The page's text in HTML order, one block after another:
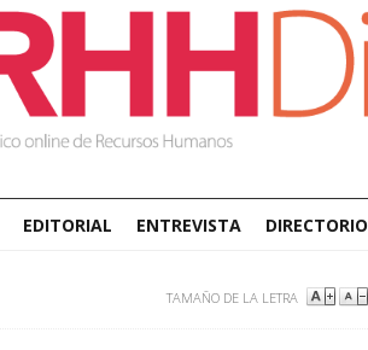
EDITORIAL ENTREVISTA DIRECTORIO
TAMAÑO DE LA LETRA